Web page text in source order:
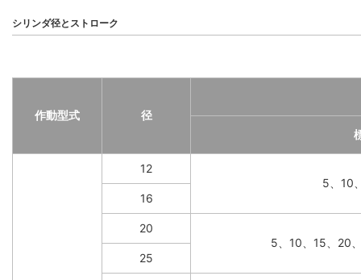
シリンダ径とストローク
作動型式
径
12
5、10
16
20
5、10、15、20
25